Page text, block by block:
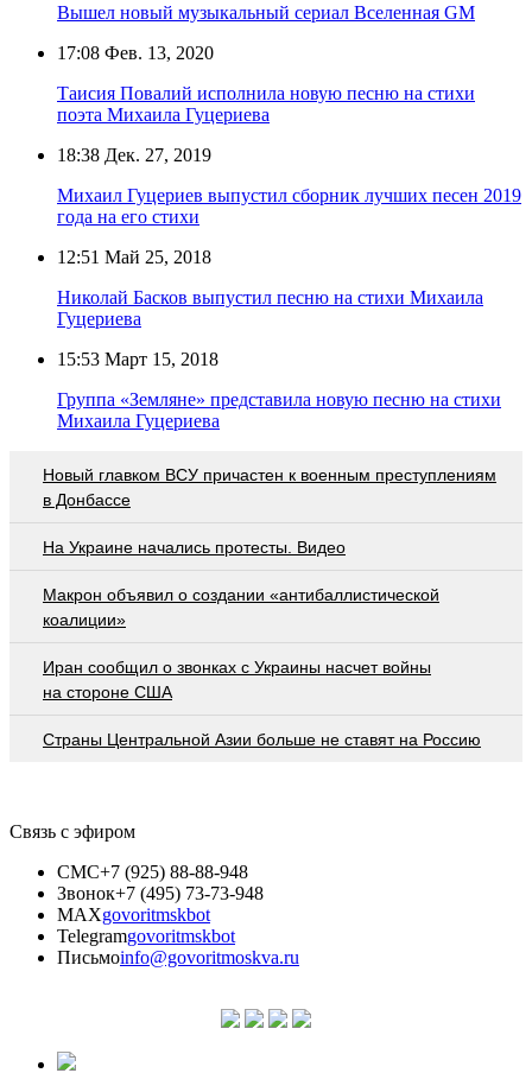
Вышел новый музыкальный сериал Вселенная GM
17:08 Фев. 13, 2020
Таисия Повалий исполнила новую песню на стихи
поэта Михаила Гуцериева
18:38 Дек. 27, 2019
Михаил Гуцериев выпустил сборник лучших песен 2019
года на его стихи
12:51 Май 25, 2018
Николай Басков выпустил песню на стихи Михаила
Гуцериева
15:53 Март 15, 2018
Группа «Земляне» представила новую песню на стихи
Михаила Гуцериева
Новый главком ВСУ причастен к военным преступлениям
в Донбассе
На Украине начались протесты. Видео
Макрон объявил о создании «антибаллистической
коалиции»
Иран сообщил о звонках с Украины насчет войны
на стороне США
Страны Центральной Азии больше не ставят на Россию
Связь с эфиром
СМС+7 (925) 88-88-948
Звонок+7 (495) 73-73-948
MAXgovoritmskbot
Telegramgovoritmskbot
Письмоinfo@govoritmoskva.ru